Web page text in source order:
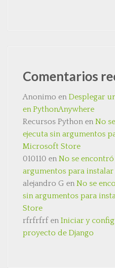
Comentarios
Anonimo en Desplegar
en PythonAnywhere
Recursos Python en No
ejecuta sin argumentos
Microsoft Store
010110 en No se
argumentos para
alejandro G en No se
sin argumentos para
Store
rfrfrfrf en Iniciar y
proyecto de Django